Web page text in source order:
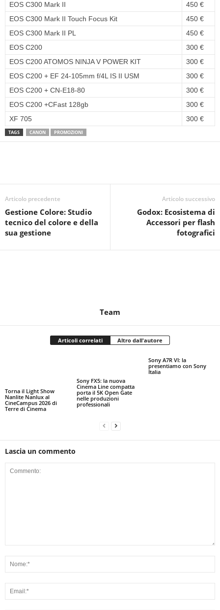
EOS C300 Mark II
450 €
EOS C300 Mark II Touch Focus Kit
450 €
EOS C300 Mark II PL
450 €
EOS C200
300 €
EOS C200 ATOMOS NINJA V POWER KIT
300 €
EOS C200 + EF 24-105mm f/4L IS II USM
300 €
EOS C200 + CN-E18-80
300 €
EOS C200 +CFast 128gb
300 €
XF 705
300 €
TAGS CANON PROMOZIONI
Articolo precedente
Gestione Colore: Studio
tecnico del colore e della
sua gestione
Articolo successivo
Godox: Ecosistema di
Accessori per flash
fotografici
Team
Articoli correlati Altro dall'autore
Torna il Light Show
Nanlite Nanlux al
CineCampus 2026 di
Terre di Cinema
Sony FX5: la nuova
Cinema Line compatta
porta il 5K Open Gate
nelle produzioni
professionali
Sony A7R VI: la
presentiamo con Sony
Italia
Lascia un commento